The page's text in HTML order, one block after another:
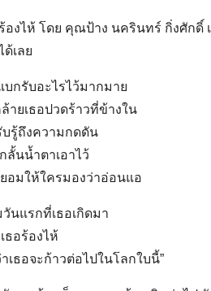
งไห้ โดย คุณป้าง นครินทร์ กิ่งศักดิ์
เลย
บกรับอะไรไว้มากมาย
ายเธอปวดร้าวที่ข้างใน
รู้ถึงความกดดัน
ลั้นน้ำตาเอาไว้
อมให้ใครมองว่าอ่อนแอ
นแรกที่เธอเกิดมา
เธอร้องไห้
ธอจะก้าวต่อไปในโลกใบนี้”